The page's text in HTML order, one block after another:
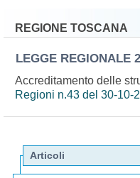
REGIONE TOSCANA
LEGGE REGIONALE
Accreditamento delle
Regioni n.43 del 30-10-